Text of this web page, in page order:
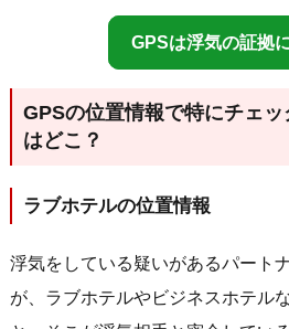
GPSは浮気の証拠
GPSの位置情報で特にチェ
はどこ？
ラブホテルの位置情報
浮気をしている疑いがあるパート
が、ラブホテルやビジネスホテル